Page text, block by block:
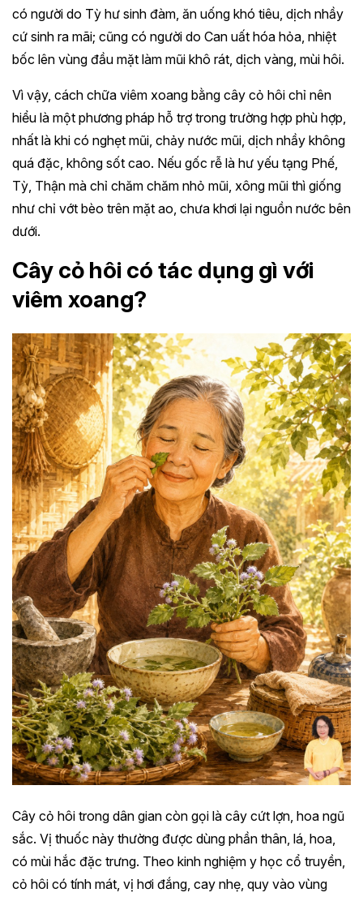
có người do Tỳ hư sinh đàm, ăn uống khó tiêu, dịch nhầy
cứ sinh ra mãi; cũng có người do Can uất hóa hỏa, nhiệt
bốc lên vùng đầu mặt làm mũi khô rát, dịch vàng, mùi hôi.
Vì vậy, cách chữa viêm xoang bằng cây cỏ hôi chỉ nên
hiểu là một phương pháp hỗ trợ trong trường hợp phù hợp,
nhất là khi có nghẹt mũi, chảy nước mũi, dịch nhầy không
quá đặc, không sốt cao. Nếu gốc rễ là hư yếu tạng Phế,
Tỳ, Thận mà chỉ chăm chăm nhỏ mũi, xông mũi thì giống
như chỉ vớt bèo trên mặt ao, chưa khơi lại nguồn nước bên
dưới.
Cây cỏ hôi có tác dụng gì với
viêm xoang?
Cây cỏ hôi trong dân gian còn gọi là cây cứt lợn, hoa ngũ
sắc. Vị thuốc này thường được dùng phần thân, lá, hoa,
có mùi hắc đặc trưng. Theo kinh nghiệm y học cổ truyền,
cỏ hôi có tính mát, vị hơi đắng, cay nhẹ, quy vào vùng